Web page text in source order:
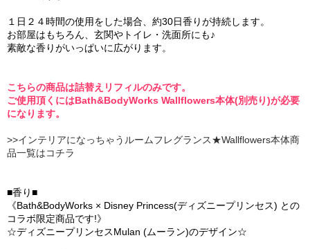
１日２４時間の使用をした場合、約30日香りが持続します。
お部屋はもちろん、玄関やトイレ・洗面所にも♪
素敵な香りがいっぱいに広がります。
こちらの商品は詰替えリフィルのみです。
ご使用頂くにはBath&BodyWorks Wallflowers本体(別売り)が必要
になります。
>>インテリアになっちゃうルームフレグランス★Wallflowers本体商
品一覧はコチラ
■香り■
《Bath&BodyWorks × Disney Princess(ディズニープリンセス) との
コラボ限定商品です!》
☆ディズニープリンセスMulan (ムーラン)のデザイン☆